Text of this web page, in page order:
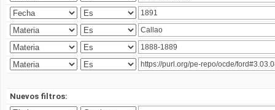
Nuevos filtros: